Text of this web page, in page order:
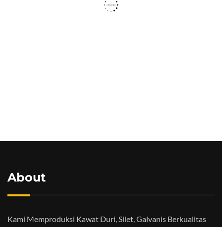
About
Kami Memproduksi Kawat Duri, Silet, Galvanis Berkualitas